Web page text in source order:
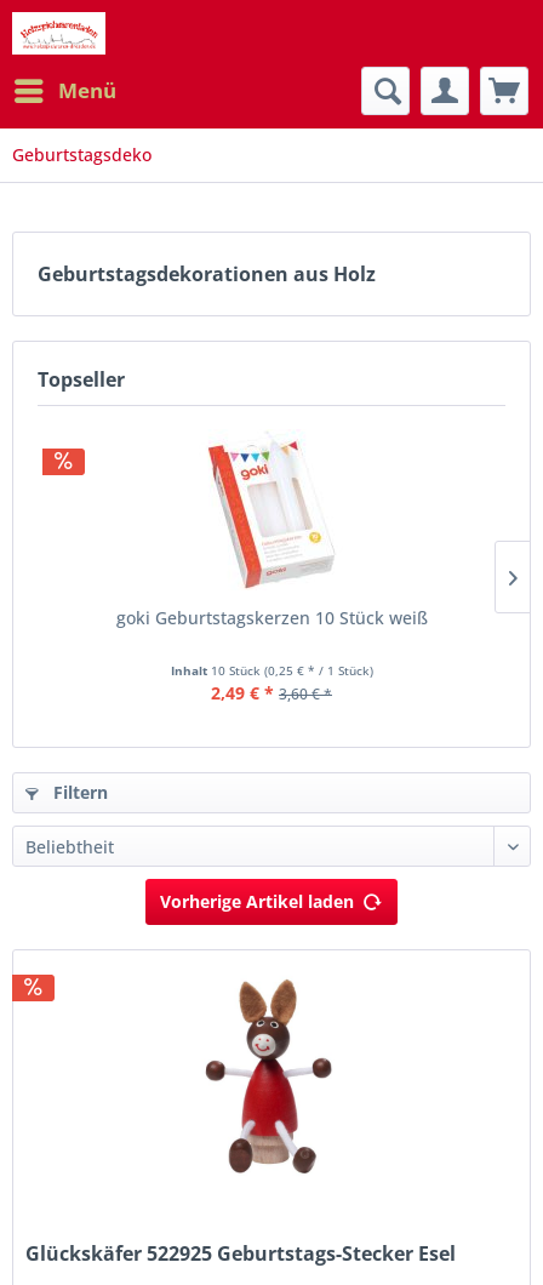
Menü
Geburtstagsdeko
Geburtstagsdekorationen aus Holz
Topseller
goki Geburtstagskerzen 10 Stück weiß
Inhalt 10 Stück (0,25 € * / 1 Stück)
2,49 € * 3,60 € *
Filtern
Vorherige Artikel laden
Glückskäfer 522925 Geburtstags-Stecker Esel